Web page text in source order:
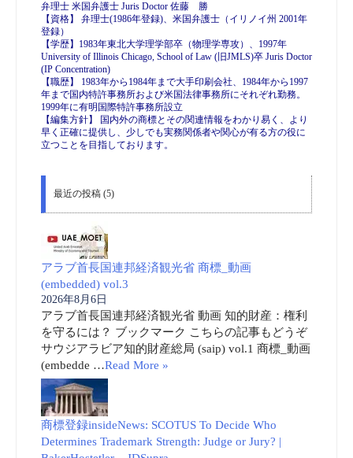
弁理士 米国弁護士 Juris Doctor 佐藤 勝
【資格】 弁理士(1986年登録)、米国弁護士（イリノイ州 2001年
登録）
【学歴】1983年東北大学理学部卒（物理学専攻）、1997年
University of Illinois Chicago, School of Law (旧JMLS)卒 Juris Doctor
(IP Concentration)
【職歴】 1983年から1984年まで大手印刷会社、1984年から1997
年まで国内特許事務所および米国法律事務所にそれぞれ勤務。
1999年に有明国際特許事務所設立
【編集方針】 国内外の商標とその関連情報をわかり易く、より
早く正確に提供し、少しでも実務関係者や関心が有る方の役に
立つことを目指しております。
最近の投稿 (5)
アラブ首長国連邦経済観光省 商標_動画
(embedded) vol.3
2026年8月6日
アラブ首長国連邦経済観光省 動画 知的財産：権利
を守るには？ ブックマーク こちらの記事もどうぞ
サウジアラビア知的財産総局 (saip) vol.1 商標_動画
(embedde …Read More »
商標登録insideNews: SCOTUS To Decide Who
Determines Trademark Strength: Judge or Jury? |